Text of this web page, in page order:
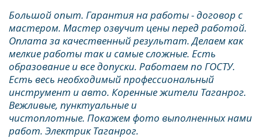
Большой опыт. Гарантия на работы - договор с
мастером. Мастер озвучит цены перед работой.
Оплата за качественный результат. Делаем как
мелкие работы так и самые сложные. Есть
образование и все допуски. Работаем по ГОСТУ.
Есть весь необходимый профессиональный
инструмент и авто. Коренные жители Таганрог.
Вежливые, пунктуальные и
чистоплотные. Покажем фото выполненных нами
работ. Электрик Таганрог.